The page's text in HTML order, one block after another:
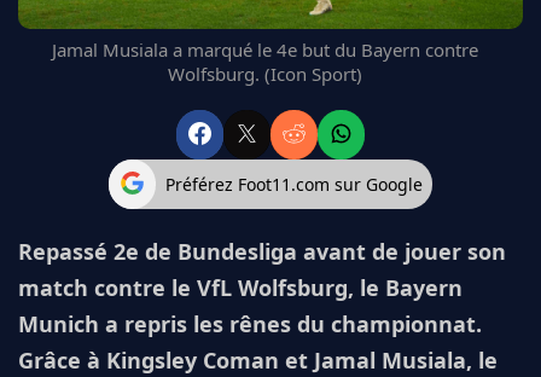
Jamal Musiala a marqué le 4e but du Bayern contre
Wolfsburg. (Icon Sport)
Préférez Foot11.com sur Google
Repassé 2e de Bundesliga avant de jouer son
match contre le VfL Wolfsburg, le Bayern
Munich a repris les rênes du championnat.
Grâce à Kingsley Coman et Jamal Musiala, le